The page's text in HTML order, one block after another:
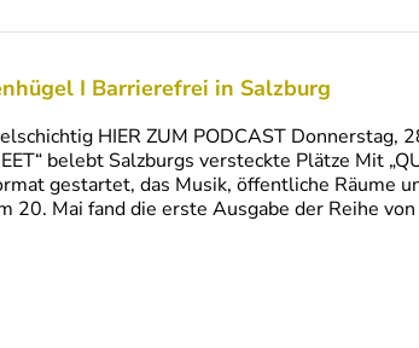
I Barrierefrei in Salzburg
HIER ZUM PODCAST Donnerstag,
belebt Salzburgs versteckte Plätze Mit
gestartet, das Musik, öffentliche Räume
20. Mai fand die erste Ausgabe der Reihe